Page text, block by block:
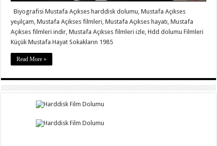
Biyografisi Mustafa Açıkses harddisk dolumu, Mustafa Açıkses
yeşilçam, Mustafa Açıkses filmleri, Mustafa Açıkses hayatı, Mustafa
Açıkses filmleri indir, Mustafa Açıkses filmleri izle, Hdd dolumu Filmleri
Küçük Mustafa Hayat Sokakların 1985
Read More »